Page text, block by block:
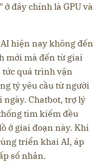
đây chính là GPU và
hiện nay không đến
mới mà đến từ giai
quá trình vận
tỷ yêu cầu từ người
Chatbot, trợ lý
tìm kiếm đều
ở giai đoạn này. Khi
triển khai AI, áp
số nhân.